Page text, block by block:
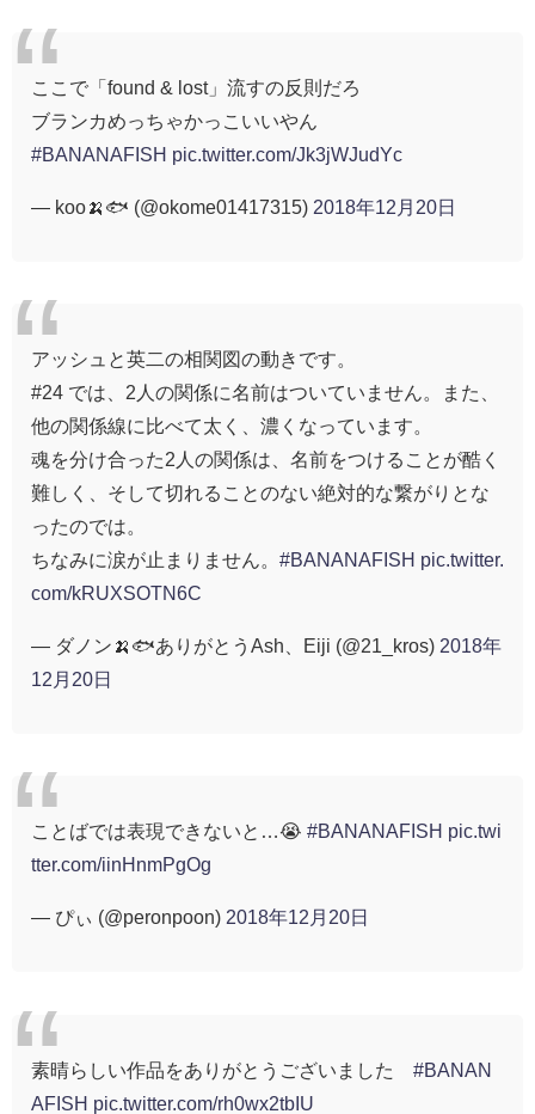
ここで「found & lost」流すの反則だろ
ブランカめっちゃかっこいいやん
#BANANAFISH pic.twitter.com/Jk3jWJudYc
— koo🍌🐟 (@okome01417315) 2018年12月20日
アッシュと英二の相関図の動きです。
#24 では、2人の関係に名前はついていません。また、
他の関係線に比べて太く、濃くなっています。
魂を分け合った2人の関係は、名前をつけることが酷く
難しく、そして切れることのない絶対的な繋がりとな
ったのでは。
ちなみに涙が止まりません。 #BANANAFISH pic.twitter.
com/kRUXSOTN6C
— ダノン🍌🐟ありがとうAsh、Eiji (@21_kros) 2018年
12月20日
ことばでは表現できないと…😭 #BANANAFISH pic.twi
tter.com/iinHnmPgOg
— ぴぃ (@peronpoon) 2018年12月20日
素晴らしい作品をありがとうございました #BANAN
AFISH pic.twitter.com/rh0wx2tbIU